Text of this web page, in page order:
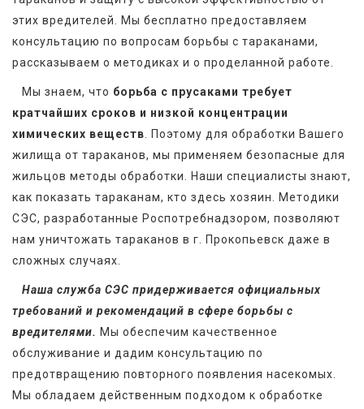
этих вредителей. Мы бесплатно предоставляем
консультацию по вопросам борьбы с тараканами,
рассказываем о методиках и о проделанной работе.
Мы знаем, что борьба с прусаками требует
кратчайших сроков и низкой концентрации
химических веществ . Поэтому для обработки Вашего
жилища от тараканов, мы применяем безопасные для
жильцов методы обработки. Наши специалисты знают,
как показать тараканам, кто здесь хозяин. Методики
СЭС, разработанные Роспотребнадзором, позволяют
нам уничтожать тараканов в г. Прокопьевск даже в
сложных случаях.
Наша служба СЭС придерживается официальных
требований и рекомендаций в сфере борьбы с
вредителями. Мы обеспечим качественное
обслуживание и дадим консультацию по
предотвращению повторного появления насекомых.
Мы обладаем действенным подходом к обработке